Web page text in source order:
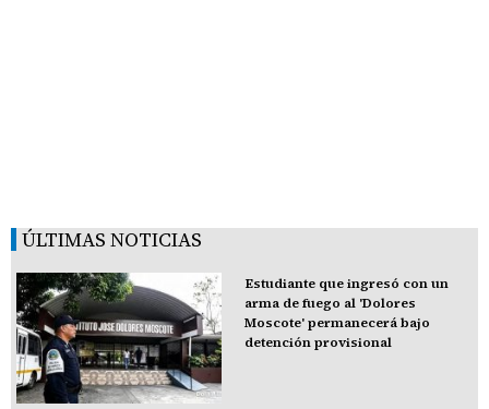
ÚLTIMAS NOTICIAS
Estudiante que ingresó con un
arma de fuego al 'Dolores
Moscote' permanecerá bajo
detención provisional